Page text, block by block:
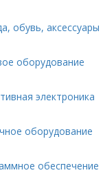
обувь, аксессуары
оборудование
электроника
оборудование
обеспечение